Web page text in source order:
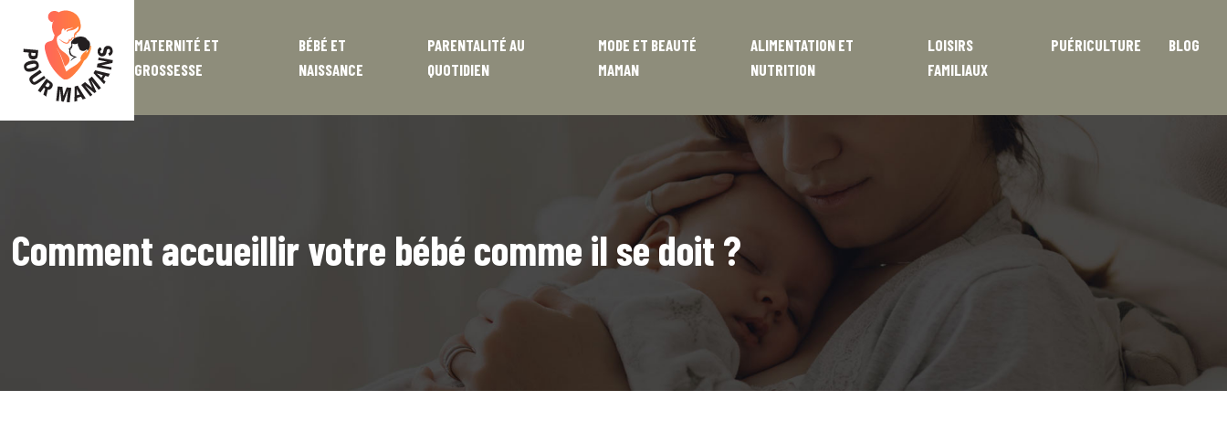
MATERNITÉ ET
GROSSESSE
BÉBÉ ET
NAISSANCE
PARENTALITÉ AU
QUOTIDIEN
MODE ET BEAUTÉ
MAMAN
ALIMENTATION ET
NUTRITION
LOISIRS
FAMILIAUX
PUÉRICULTURE BLOG
Comment accueillir votre bébé comme il se doit ?